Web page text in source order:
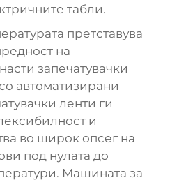
табли.
претставува
на
запечатувачки
автоматизирани
ленти ги
и
во широк опсег на
под нулата до
Машината за